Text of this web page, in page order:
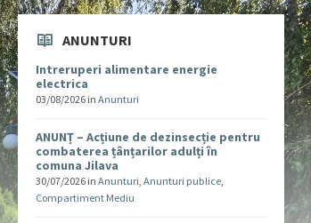
ANUNTURI
Intreruperi alimentare energie
electrica
03/08/2026 inAnunturi
ANUNȚ – Acțiune de dezinsecție pentru
combaterea țânțarilor adulți în
comuna Jilava
30/07/2026 inAnunturi,Anunturi publice,
Compartiment Mediu